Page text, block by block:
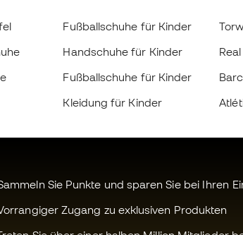
Fußballschuhe für Kinder
Handschuhe für Kinder
Fußballschuhe für Kinder
Kleidung für Kinder
Sie Punkte und sparen Sie bei Ihren
Zugang zu exklusiven Produkten